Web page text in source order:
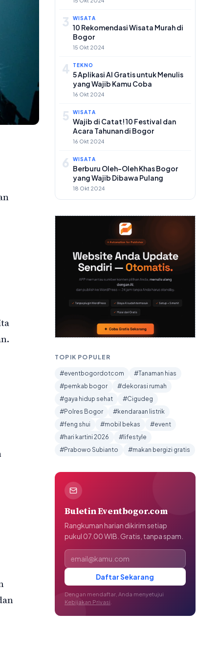
3 WISATA
10 Rekomendasi Wisata Murah di
Bogor
15 Okt 2024
4 TEKNO
5 Aplikasi AI Gratis untuk Menulis
yang Wajib Kamu Coba
16 Okt 2024
5 WISATA
Wajib di Catat! 10 Festival dan
Acara Tahunan di Bogor
16 Okt 2024
6 WISATA
Berburu Oleh-Oleh Khas Bogor
yang Wajib Dibawa Pulang
18 Okt 2024
TOPIK POPULER
#eventbogordotcom
#Tanaman hias
#pemkab bogor
#dekorasi rumah
#gaya hidup sehat
#Cigudeg
#Polres Bogor
#kendaraan listrik
#feng shui
#mobil bekas
#event
#hari kartini 2026
#lifestyle
#Prabowo Subianto
#makan bergizi gratis
Buletin Eventbogor.com
Rangkuman harian dikirim setiap
pukul 07.00 WIB. Gratis, tanpa spam.
Alamat email
Daftar Sekarang
Dengan mendaftar, Anda menyetujui
Kebijakan Privasi